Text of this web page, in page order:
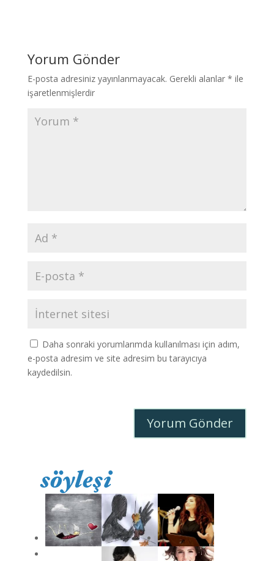
Yorum Gönder
E-posta adresiniz yayınlanmayacak. Gerekli alanlar * ile
işaretlenmişlerdir
Daha sonraki yorumlarımda kullanılması için adım,
e-posta adresim ve site adresim bu tarayıcıya
kaydedilsin.